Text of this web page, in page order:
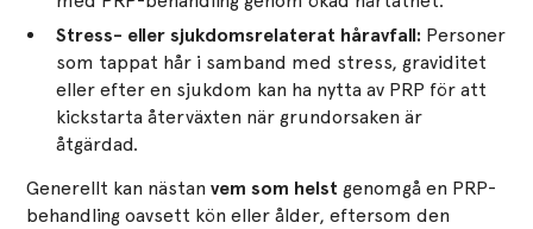
Stress- eller sjukdomsrelaterat håravfall: Personer
som tappat hår i samband med stress, graviditet
eller efter en sjukdom kan ha nytta av PRP för att
kickstarta återväxten när grundorsaken är
åtgärdad.
Generellt kan nästanvem som helst genomgå en PRP-
behandling oavsett kön eller ålder, eftersom den